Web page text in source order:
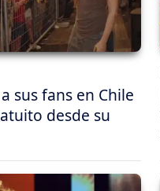
sus fans en Chile
desde su